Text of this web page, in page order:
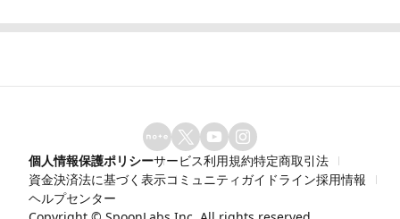
個人情報保護ポリシーサービス利用規約特定商取引法
資金決済法に基づく表示コミュニティガイドライン採用情報
ヘルプセンター